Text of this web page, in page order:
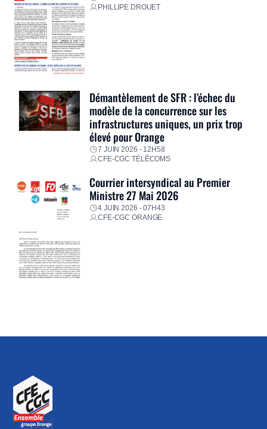
PHILLIPE DROUET
Démantèlement de SFR : l’échec du
modèle de la concurrence sur les
infrastructures uniques, un prix trop
élevé pour Orange
7 JUIN 2026 - 12H58
CFE-CGC TÉLÉCOMS
Courrier intersyndical au Premier
Ministre 27 Mai 2026
4 JUIN 2026 - 07H43
CFE-CGC ORANGE